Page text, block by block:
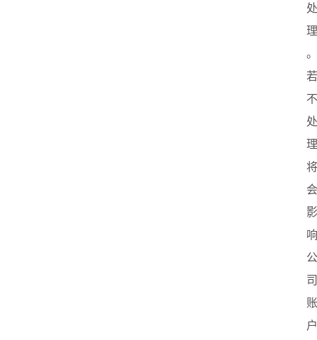
处
理
。
若
不
处
理
将
会
影
响
公
司
账
户